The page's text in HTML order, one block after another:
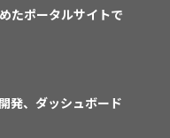
たポータルサイトで
発、ダッシュボード